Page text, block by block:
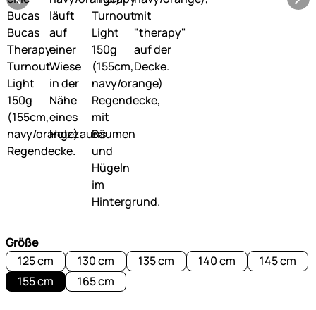
Größe
125 cm
130 cm 135 cm 140 cm
145 cm
155 cm
165 cm